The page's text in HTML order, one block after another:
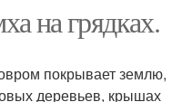
на грядках.
покрывает землю,
деревьев, крышах